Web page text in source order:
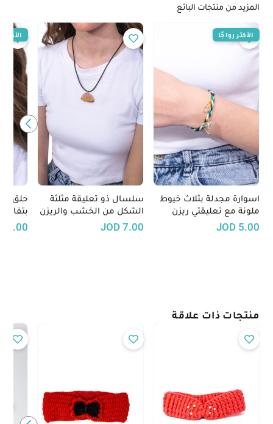
المزيد من منتجات البائع
اسوارة مجدلة بثلاث خيوط
ملونة مع تعليقتي ريزن
بأشكال مختلفة
5.00
JOD
الأكثر رواجًا
سلسال ذو تعليقة مثلثة
الشكل من الخشب والريزن
7.00
JOD
حلق
5.00
الأكثر
منتجات ذات علاقة